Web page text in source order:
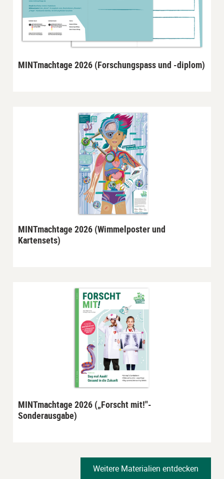
MINTmachtage 2026 (Forschungspass und -diplom)
MINTmachtage 2026 (Wimmelposter und
Kartensets)
MINTmachtage 2026 („Forscht mit!"-
Sonderausgabe)
Weitere Materialien entdecken